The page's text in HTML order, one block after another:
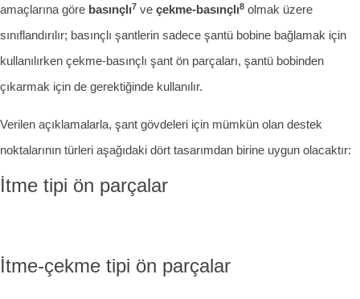
amaçlarına göre basınçlı7 ve çekme-basınçlı8 olmak üzere
sınıflandırılır; basınçlı şantlerin sadece şantü bobine bağlamak için
kullanılırken çekme-basınçlı şant ön parçaları, şantü bobinden
çıkarmak için de gerektiğinde kullanılır.
Verilen açıklamalarla, şant gövdeleri için mümkün olan destek
noktalarının türleri aşağıdaki dört tasarımdan birine uygun olacaktır:
İtme tipi ön parçalar
İtme-çekme tipi ön parçalar